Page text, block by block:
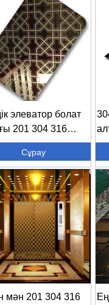
элеватор болат
201 304 316
Сұрау
мән 201 304 316